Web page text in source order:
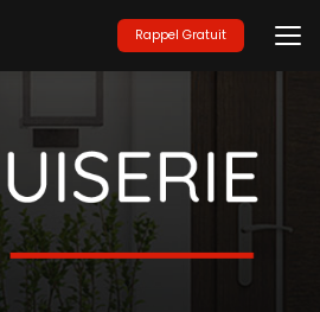
Rappel Gratuit